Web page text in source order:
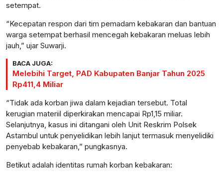
setempat.
“Kecepatan respon dari tim pemadam kebakaran dan bantuan
warga setempat berhasil mencegah kebakaran meluas lebih
jauh,” ujar Suwarji.
BACA JUGA:
Melebihi Target, PAD Kabupaten Banjar Tahun 2025
Rp411,4 Miliar
“Tidak ada korban jiwa dalam kejadian tersebut. Total
kerugian materiil diperkirakan mencapai Rp1,15 miliar.
Selanjutnya, kasus ini ditangani oleh Unit Reskrim Polsek
Astambul untuk penyelidikan lebih lanjut termasuk menyelidiki
penyebab kebakaran,” pungkasnya.
Betikut adalah identitas rumah korban kebakaran: